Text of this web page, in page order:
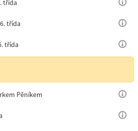
třída
třída
třída
Pěníkem